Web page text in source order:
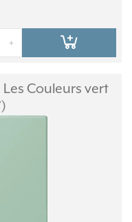
+
Couleurs vert